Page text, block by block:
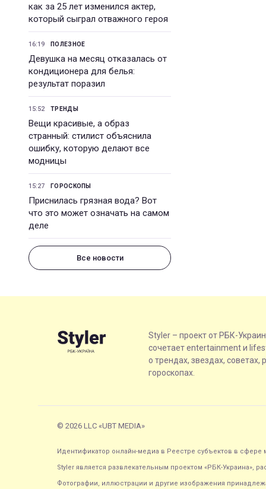
как за 25 лет изменился актер,
который сыграл отважного героя
16:19 ПОЛЕЗНОЕ
Девушка на месяц отказалась от
кондиционера для белья:
результат поразил
15:52 ТРЕНДЫ
Вещи красивые, а образ
странный: стилист объяснила
ошибку, которую делают все
модницы
15:27 ГОРОСКОПЫ
Приснилась грязная вода? Вот
что это может означать на самом
деле
Все новости
Styler – проект от РБК-
сочетает entertainment и
о трендах, звездах, советах,
гороскопах.
© 2026 LLC «UBT MEDIA»
Идентификатор онлайн-медиа в Реестре субъектов в сфере
Styler является развлекательным проектом «РБК-Украина»,
Фотографии, иллюстрации и другие изображения